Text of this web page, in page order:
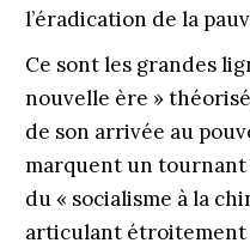
l’éradication de la
Ce sont les grandes
nouvelle ère »
de son arrivée au
marquent un tournant
du « socialisme à la
articulant étroitement